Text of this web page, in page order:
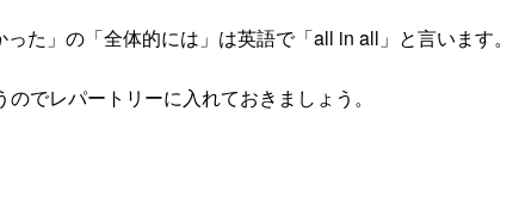
」の「全体的には」は英語で「all in all」と言います。
でレパートリーに入れておきましょう。